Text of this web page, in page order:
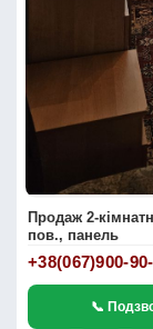
Продаж 2-
пов., панель
+38(067)900-
📞